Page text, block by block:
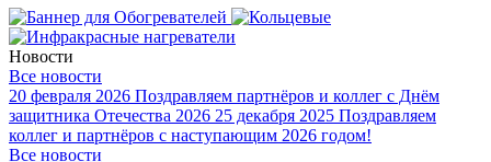
Новости
Все новости
20 февраля 2026 Поздравляем партнёров и коллег с Днём
защитника Отечества 2026 25 декабря 2025 Поздравляем
коллег и партнёров с наступающим 2026 годом!
Все новости